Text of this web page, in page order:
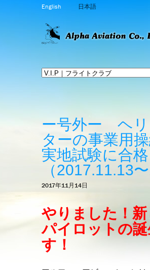
English 日本語
ー号外ー ヘ
ターの事業用
実地試験に合格
（2017.11.13〜
2017年11月14日
やりました！
パイロットの
す！